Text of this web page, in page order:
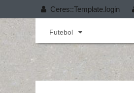
Ceres::Template.login
Andebol Cobertura
Futebol